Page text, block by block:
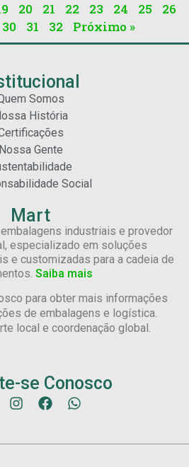
20 21 22 23 24 25
26
30 31 32 Próximo »
Somos
História
Nossa Gente
Social
Mart
industriais e provedor
especializado em soluções
e customizadas para a cadeia de
Saiba mais
para obter mais informações
de embalagens e logística.
local e coordenação global.
se Conosco